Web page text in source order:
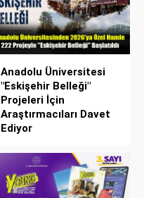
Anadolu Üniversitesi
"Eskişehir Belleği"
Projeleri İçin
Araştırmacıları Davet
Ediyor